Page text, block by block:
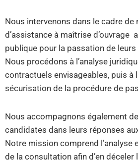
Nous intervenons dans le cadre de
d’assistance à maîtrise d’ouvrage
publique pour la passation de
Nous procédons à l’analyse
contractuels envisageables, puis à
sécurisation de la procédure de
Nous accompagnons également
candidates dans leurs réponses
Notre mission comprend l’analyse
de la consultation afin d’en déceler